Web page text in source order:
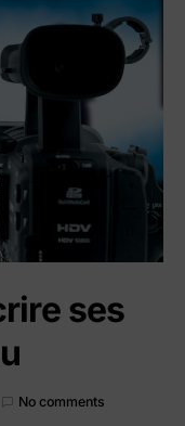
ses
No comments